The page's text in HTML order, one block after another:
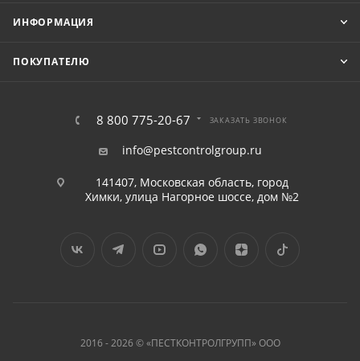
ИНФОРМАЦИЯ
ПОКУПАТЕЛЮ
8 800 775-20-67 ЗАКАЗАТЬ ЗВОНОК
info@pestcontrolgroup.ru
141407, Московская область, город
Химки, улица Нагорное шоссе, дом №2
2016 - 2026 © «ПЕСТКОНТРОЛГРУПП» ООО